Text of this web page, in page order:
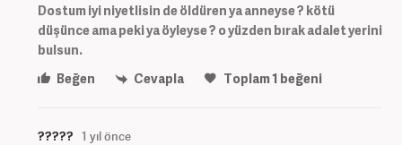
Dostum iyi niyetlisin de öldüren ya anneyse ? kötü
düşünce ama peki ya öyleyse ? o yüzden bırak adalet yerini
bulsun.
Beğen
Cevapla Toplam1 beğeni
????? 1 yıl önce